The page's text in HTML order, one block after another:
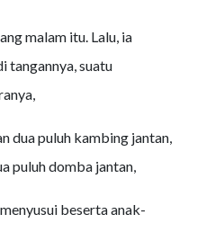
malam itu. Lalu, ia
tangannya, suatu
dua puluh kambing jantan,
puluh domba jantan,
beserta anak-